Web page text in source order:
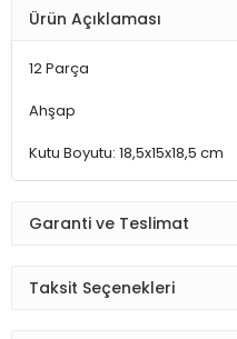
Ürün Açıklaması
12 Parça
Ahşap
Kutu Boyutu: 18,5x15x18,5 cm
Garanti ve Teslimat
Taksit Seçenekleri